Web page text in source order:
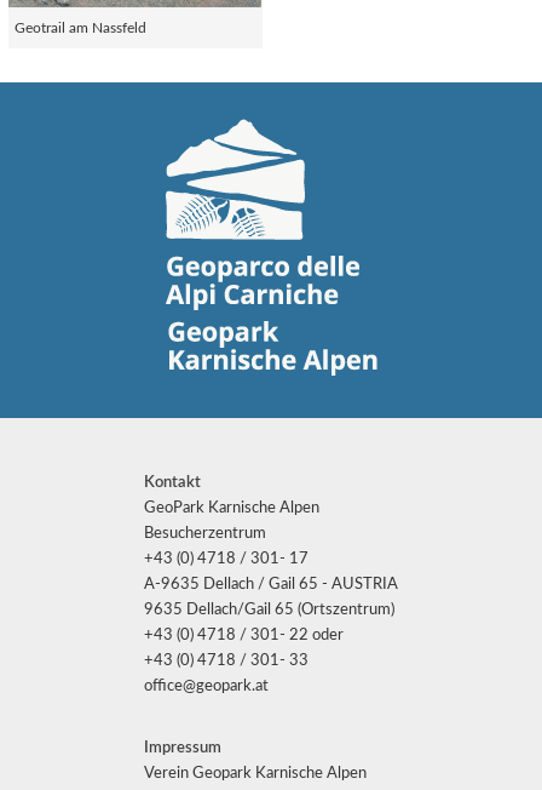
Geotrail am Nassfeld
Kontakt
GeoPark Karnische Alpen
Besucherzentrum
+43 (0) 4718 / 301- 17
A-9635 Dellach / Gail 65 - AUSTRIA
9635 Dellach/Gail 65 (Ortszentrum)
+43 (0) 4718 / 301- 22 oder
+43 (0) 4718 / 301- 33
office@geopark.at
Impressum
Verein Geopark Karnische Alpen